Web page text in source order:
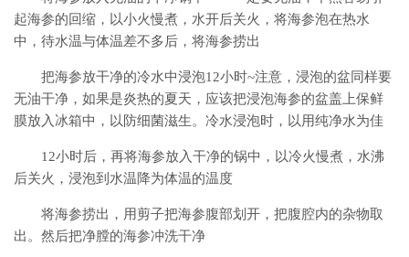
起海参的回缩，以小火慢煮，水开后关火，将海参泡在热水
中，待水温与体温差不多后，将海参捞出
把海参放干净的冷水中浸泡12小时~注意，浸泡的盆同样要
无油干净，如果是炎热的夏天，应该把浸泡海参的盆盖上保鲜
膜放入冰箱中，以防细菌滋生。冷水浸泡时，以用纯净水为佳
12小时后，再将海参放入干净的锅中，以冷火慢煮，水沸
后关火，浸泡到水温降为体温的温度
将海参捞出，用剪子把海参腹部划开，把腹腔内的杂物取
出。然后把净膛的海参冲洗干净